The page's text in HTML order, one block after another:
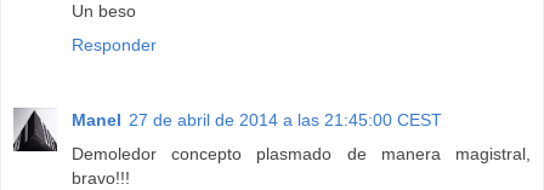
Un beso
Responder
Manel 27 de abril de 2014 a las 21:45:00 CEST
Demoledor concepto plasmado de manera magistral,
bravo!!!